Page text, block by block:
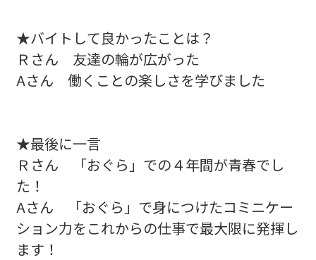
★バイトして良かったことは？
Ｒさん 友達の輪が広がった
Aさん 働くことの楽しさを学びました
★最後に一言
Ｒさん 「おぐら」での４年間が青春でし
た！
Aさん 「おぐら」で身につけたコミニケー
ション力をこれからの仕事で最大限に発揮し
ます！